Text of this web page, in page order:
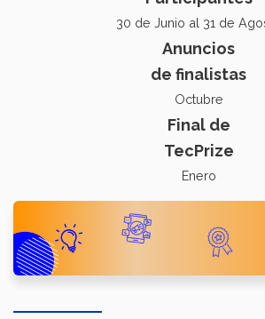
30 de Junio al 31 de
Anuncios
de finalistas
Octubre
Final de
TecPrize
Enero